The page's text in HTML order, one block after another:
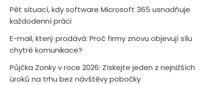
Pět situací, kdy software Microsoft 365 usnadňuje
každodenní práci
E-mail, který prodává: Proč firmy znovu objevují sílu
chytré komunikace?
Půjčka Zonky v roce 2026: Získejte jeden z nejnižších
úroků na trhu bez návštěvy pobočky